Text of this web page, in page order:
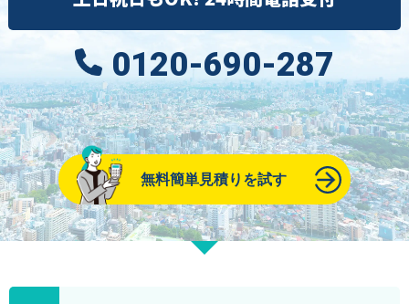
0120-690-287
無料簡単見積りを試す